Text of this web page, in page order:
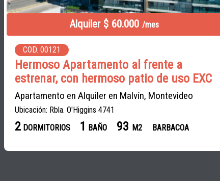
Alquiler $ 60.000 /mes
COD. 00121
Hermoso Apartamento al frente a
estrenar, con hermoso patio de uso EXC
Apartamento en Alquiler en Malvín, Montevideo
Ubicación: Rbla. O'Higgins 4741
2 DORMITORIOS 1 BAÑO 93 M2 BARBACOA